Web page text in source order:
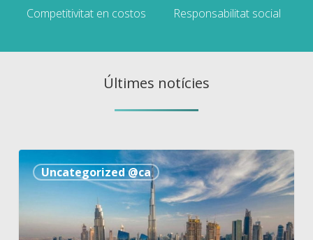
Competitivitat en costos Responsabilitat social
Últimes notícies
Uncategorized @ca
Swan
Medical
S.L.
in
Arab